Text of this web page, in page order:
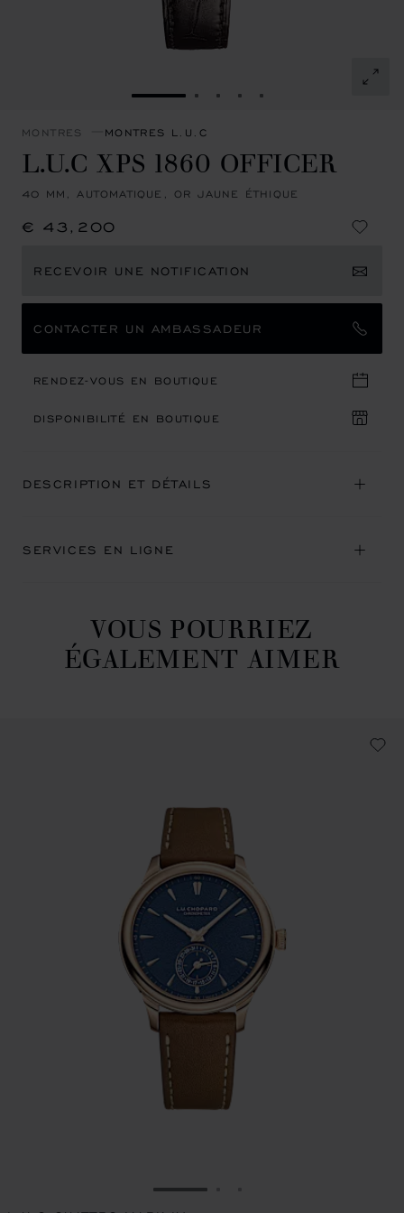
ALLER À LA DIAPOSITIVE 1
ALLER À LA DIAPOSITIVE 2
ALLER À LA
ALLER À LA
ALLER À LA
MONTRES MONTRES L.U.C
L.U.C XPS 1860 OFFICER
40 MM, AUTOMATIQUE, OR JAUNE ÉTHIQUE
€ 43,200
RECEVOIR UNE NOTIFICATION
CONTACTER UN AMBASSADEUR
RENDEZ-VOUS EN BOUTIQUE
DISPONIBILITÉ EN BOUTIQUE
DESCRIPTION ET DÉTAILS
SERVICES EN LIGNE
VOUS POURRIEZ
ÉGALEMENT AIMER
ALLER À LA DIAPOSITIVE 1